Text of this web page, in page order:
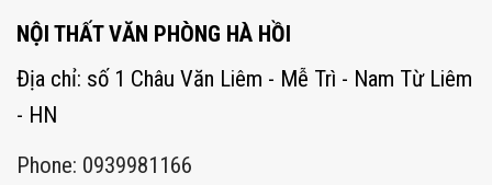
NỘI THẤT VĂN PHÒNG HÀ HỒI
Địa chỉ: số 1 Châu Văn Liêm - Mễ Trì - Nam Từ Liêm
- HN
Phone: 0939981166